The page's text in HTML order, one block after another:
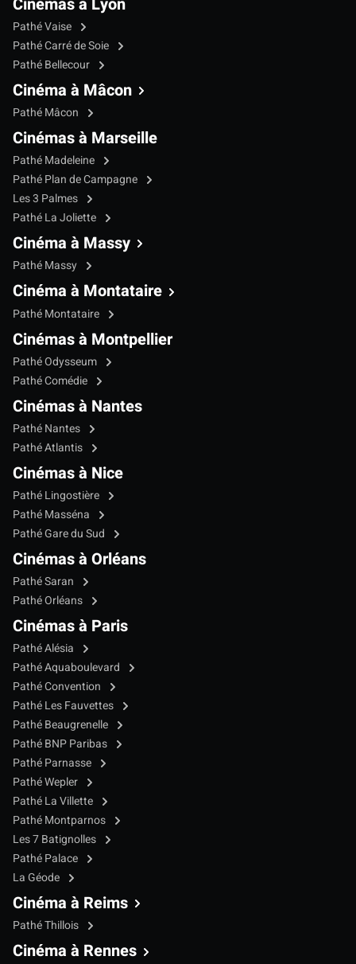
Pathé Vaise
Pathé Carré de Soie
Pathé Bellecour
Cinéma à Mâcon
Pathé Mâcon
Cinémas à Marseille
Pathé Madeleine
Pathé Plan de Campagne
Les 3 Palmes
Pathé La Joliette
Cinéma à Massy
Pathé Massy
Cinéma à Montataire
Pathé Montataire
Cinémas à Montpellier
Pathé Odysseum
Pathé Comédie
Cinémas à Nantes
Pathé Nantes
Pathé Atlantis
Cinémas à Nice
Pathé Lingostière
Pathé Masséna
Pathé Gare du Sud
Cinémas à Orléans
Pathé Saran
Pathé Orléans
Cinémas à Paris
Pathé Alésia
Pathé Aquaboulevard
Pathé Convention
Pathé Les Fauvettes
Pathé Beaugrenelle
Pathé BNP Paribas
Pathé Parnasse
Pathé Wepler
Pathé La Villette
Pathé Montparnos
Les 7 Batignolles
Pathé Palace
La Géode
Cinéma à Reims
Pathé Thillois
Cinéma à Rennes